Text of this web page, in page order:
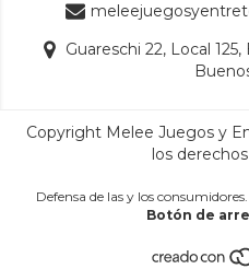
Guareschi 22, Local
Copyright Melee Juegos y
los
Defensa de las y los
Botón de